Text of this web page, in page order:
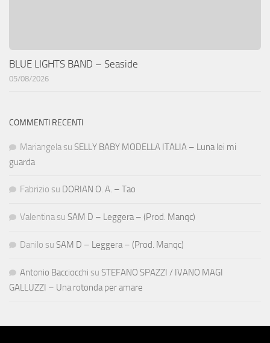
BLUE LIGHTS BAND – Seaside
05/08/2026
COMMENTI RECENTI
Mariangela su SELLY BABY MODELLA ITALIA – Luna lei mi
guarda
Fabrizio su DORIAN O. A. – Tao
Valentina su SAM D – Leggera – (Prod. Manqc)
Danilo su SAM D – Leggera – (Prod. Manqc)
Antonio Bacciocchi su STEFANO SPAZZI / IVANO MAGI
GALLUZZI – Una rotonda per amare